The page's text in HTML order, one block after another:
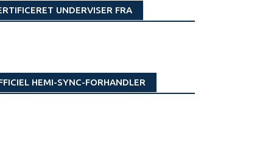
UNDERVISER FRA
HEMI-SYNC-FORHANDLER